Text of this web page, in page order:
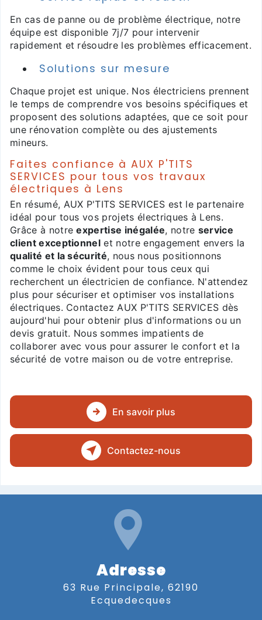
En cas de panne ou de problème électrique, notre
équipe est disponible 7j/7 pour intervenir
rapidement et résoudre les problèmes efficacement.
Solutions sur mesure
Chaque projet est unique. Nos électriciens prennent
le temps de comprendre vos besoins spécifiques et
proposent des solutions adaptées, que ce soit pour
une rénovation complète ou des ajustements
mineurs.
Faites confiance à AUX P'TITS
SERVICES pour tous vos travaux
électriques à Lens
En résumé, AUX P'TITS SERVICES est le partenaire
idéal pour tous vos projets électriques à Lens.
Grâce à notreexpertise inégalée, notre service
client exceptionnel et notre engagement envers la
qualité et la sécurité, nous nous positionnons
comme le choix évident pour tous ceux qui
recherchent un électricien de confiance. N'attendez
plus pour sécuriser et optimiser vos installations
électriques. Contactez AUX P'TITS SERVICES dès
aujourd'hui pour obtenir plus d'informations ou un
devis gratuit. Nous sommes impatients de
collaborer avec vous pour assurer le confort et la
sécurité de votre maison ou de votre entreprise.
En savoir plus
Contactez-nous
Adresse
63 Rue Principale, 62190
Ecquedecques